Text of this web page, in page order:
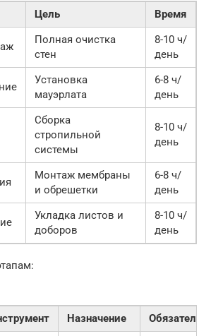
Цель Время
Полная очистка
стен
8-10 ч/
день
Установка
мауэрлата
6-8 ч/
день
Сборка
стропильной
системы
8-10 ч/
день
Монтаж мембраны
и обрешетки
6-8 ч/
день
Укладка листов и
доборов
8-10 ч/
день
Назначение